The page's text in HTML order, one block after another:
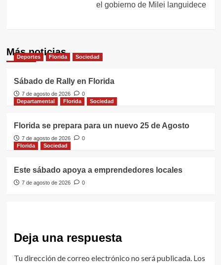
el gobierno de Milei languidece
Más noticias
Deportes Florida Sociedad
Sábado de Rally en Florida
7 de agosto de 2026
0
Departamental
Florida Sociedad
Florida se prepara para un nuevo 25 de Agosto
7 de agosto de 2026
0
Florida
Sociedad
Este sábado apoya a emprendedores locales
7 de agosto de 2026 0
Deja una respuesta
Tu dirección de correo electrónico no será publicada. Los